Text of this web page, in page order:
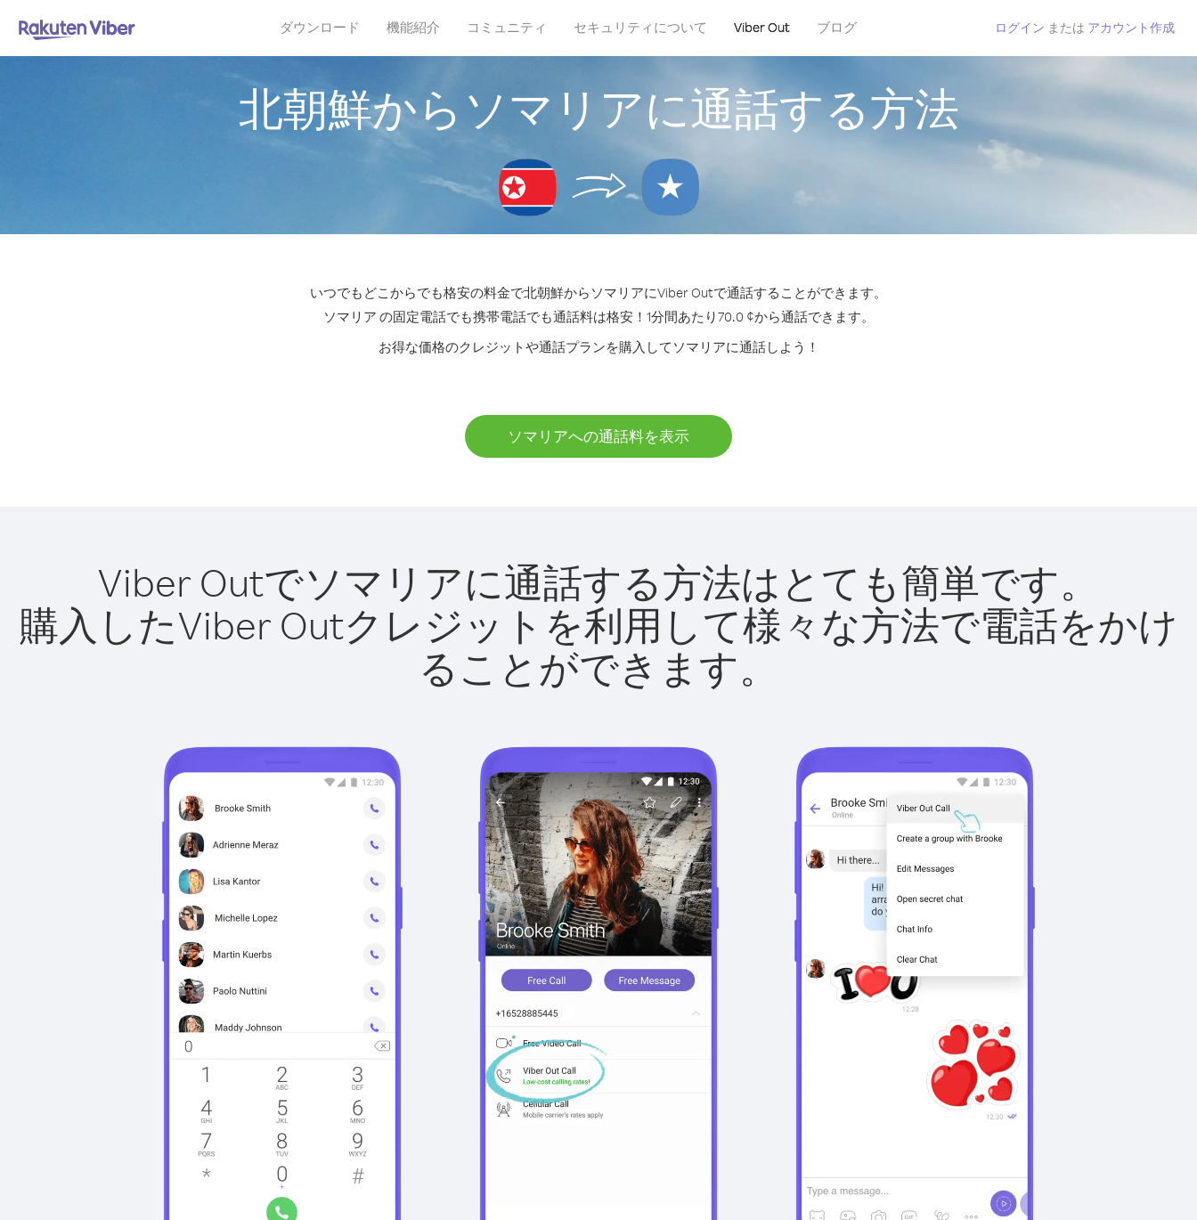
ダウンロード 機能紹介 コミュニティ セキュリティについて Viber Out ブログ ログイン または アカウント作成
北朝鮮からソマリアに通話する方法
いつでもどこからでも格安の料金で北朝鮮からソマリアにViber Outで通話することができます。
ソマリア の固定電話でも携帯電話でも通話料は格安！1分間あたり70.0 ¢から通話できます。
お得な価格のクレジットや通話プランを購入してソマリアに通話しよう！
ソマリアへの通話料を表示
Viber Outでソマリアに通話する方法はとても簡単です。
購入したViber Outクレジットを利用して様々な方法で電話をかけ
ることができます。